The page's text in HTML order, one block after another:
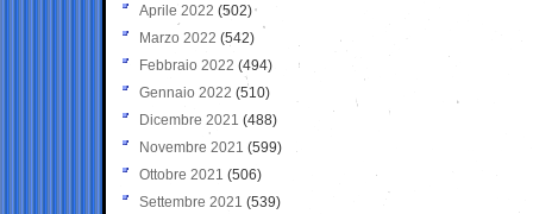
Aprile 2022 (502)
Marzo 2022 (542)
Febbraio 2022 (494)
Gennaio 2022 (510)
Dicembre 2021 (488)
Novembre 2021 (599)
Ottobre 2021 (506)
Settembre 2021 (539)